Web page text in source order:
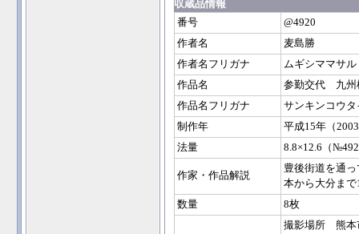
収蔵品情報
番号
@4920
作者名
麦島勝
作者名フリガナ
ムギシママサル
作品名
参勤交代 九州
作品名フリガナ
サンキンコウ
制作年
平成15年（
法量
8.8×12.6（
作家・作品解説
豊後街道を通
本から大分ま
数量
8枚
撮影場所 熊本